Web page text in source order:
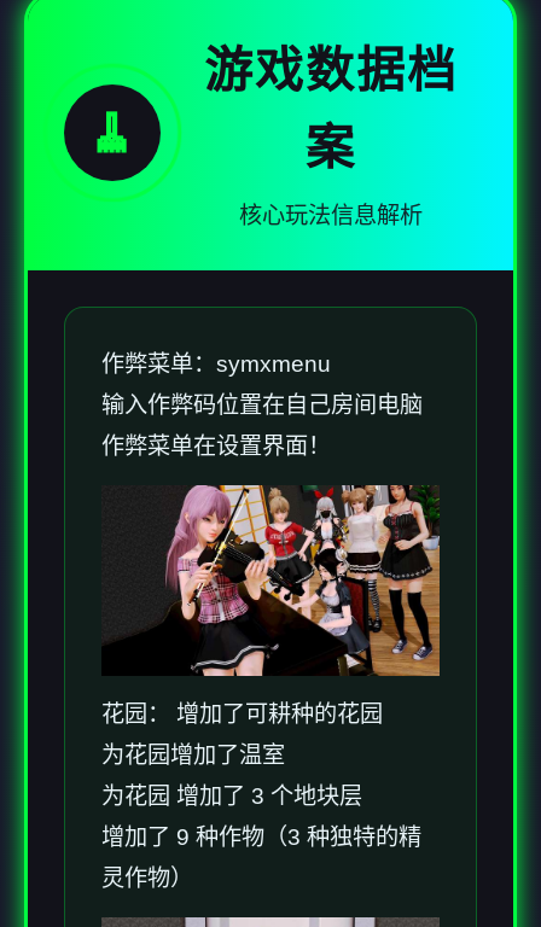
🧹
游戏数据档
案
核心玩法信息解析
作弊菜单：symxmenu
输入作弊码位置在自己房间电脑
作弊菜单在设置界面！
花园： 增加了可耕种的花园
为花园增加了温室
为花园 增加了 3 个地块层
增加了 9 种作物（3 种独特的精
灵作物）